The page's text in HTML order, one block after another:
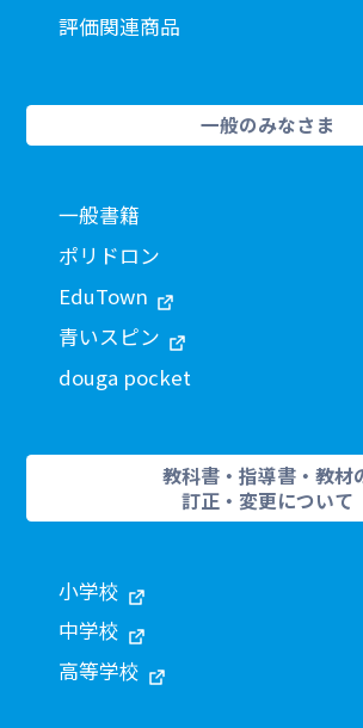
評価関連商品
一般のみなさま
一般書籍
ポリドロン
EduTown
青いスピン
douga pocket
教科書・指導書・教材
訂正・変更について
小学校
中学校
高等学校